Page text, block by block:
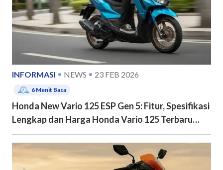
INFORMASI NEWS 23 FEB 2026
6 Menit Baca
Honda New Vario 125 ESP Gen 5: Fitur, Spesifikasi
Lengkap dan Harga Honda Vario 125 Terbaru
2026